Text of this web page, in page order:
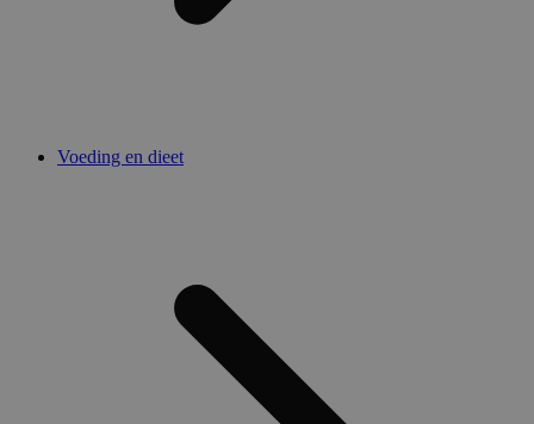
Voeding en dieet